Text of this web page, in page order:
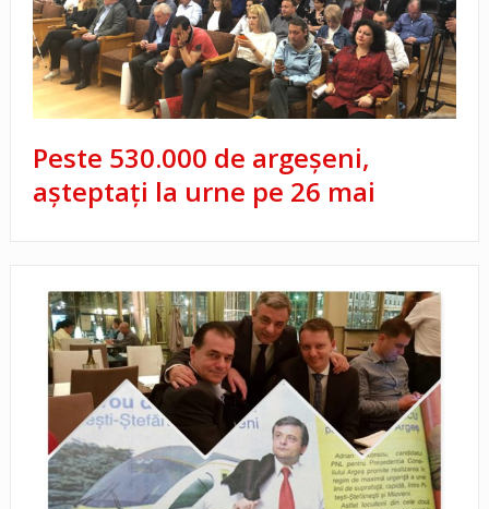
Peste 530.000 de argeşeni,
aşteptaţi la urne pe 26 mai